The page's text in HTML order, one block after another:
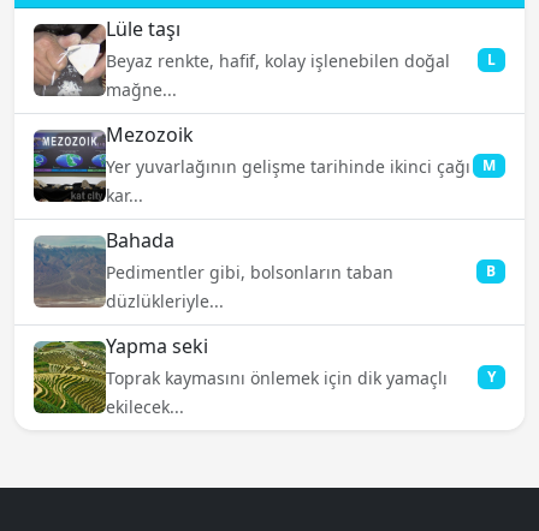
Lüle taşı
Beyaz renkte, hafif, kolay işlenebilen doğal
mağne...
L
Mezozoik
Yer yuvarlağının gelişme tarihinde ikinci çağı
kar...
M
Bahada
Pedimentler gibi, bolsonların taban
düzlükleriyle...
B
Yapma seki
Toprak kaymasını önlemek için dik yamaçlı
ekilecek...
Y